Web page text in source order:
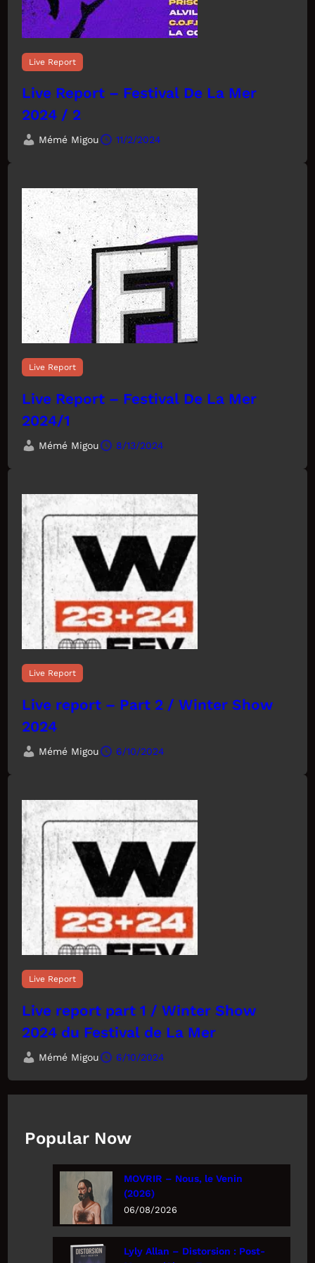
Live Report
Live Report – Festival De La Mer
2024 / 2
Mémé Migou 11/2/2024
Live Report
Live Report – Festival De La Mer
2024/1
Mémé Migou 8/13/2024
Live Report
Live report – Part 2 / Winter Show
2024
Mémé Migou 6/10/2024
Live Report
Live report part 1 / Winter Show
2024 du Festival de La Mer
Mémé Migou 6/10/2024
Popular Now
MOVRIR – Nous, le Venin
(2026)
06/08/2026
Lyly Allan – Distorsion : Post-